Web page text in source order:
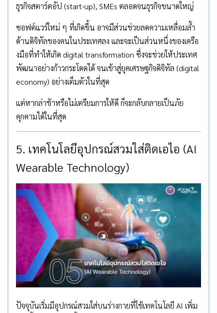
ธุรกิจสตาร์ตอัป (start-up), SMEs ตลอดจนธุรกิจขนาดใหญ่
ซอฟต์แวร์ใหม่ ๆ ที่เกิดขึ้น อาจมีส่วนช่วยลดความเหลื่อมล้ำ
ด้านดิจิทัลของคนในประเทศลง และจะเป็นส่วนหนึ่งของเครือ
งมือที่ทำให้เกิด digital transformation ซึ่งจะช่วยให้ประเทศ
พัฒนาอย่างก้าวกระโดดได้ จนเข้าสู่ยุคเศรษฐกิจดิจิทัล (digital
economy) อย่างเต็มตัวในที่สุด
แต่หากล่าช้าหรือไม่เตรียมการให้ดี ก็จะกลับกลายเป็นภัย
คุกคามได้ในที่สุด
5. เทคโนโลยีอุปกรณ์สวมใส่ติดเอไอ (AI
Wearable Technology)
ปัจจุบันเริ่มมีอุปกรณ์สวมใส่บนร่างกายที่ใช้เทคโนโลยี AI เพิ่ม